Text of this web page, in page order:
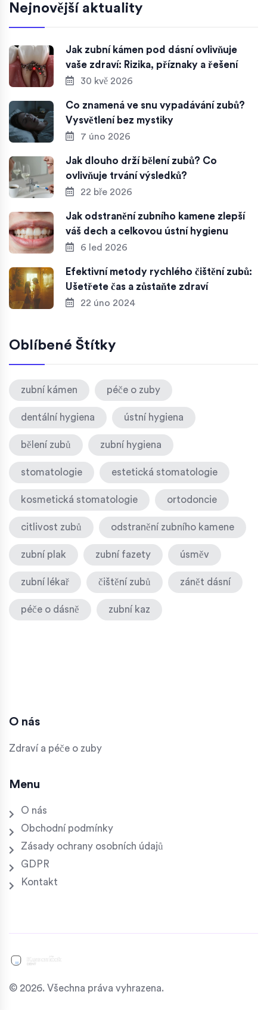
Nejnovější aktuality
Jak zubní kámen pod dásní ovlivňuje
vaše zdraví: Rizika, příznaky a řešení
30 kvě 2026
Co znamená ve snu vypadávání zubů?
Vysvětlení bez mystiky
7 úno 2026
Jak dlouho drží bělení zubů? Co
ovlivňuje trvání výsledků?
22 bře 2026
Jak odstranění zubního kamene zlepší
váš dech a celkovou ústní hygienu
6 led 2026
Efektivní metody rychlého čištění zubů:
Ušetřete čas a zůstaňte zdraví
22 úno 2024
Oblíbené Štítky
zubní kámen péče o zuby
dentální hygiena ústní hygiena
bělení zubů zubní hygiena
stomatologie estetická stomatologie
kosmetická stomatologie ortodoncie
citlivost zubů odstranění zubního kamene
zubní plak zubní fazety úsměv
zubní lékař čištění zubů zánět dásní
péče o dásně zubní kaz
O nás
Zdraví a péče o zuby
Menu
O nás
Obchodní podmínky
Zásady ochrany osobních údajů
GDPR
Kontakt
© 2026. Všechna práva vyhrazena.